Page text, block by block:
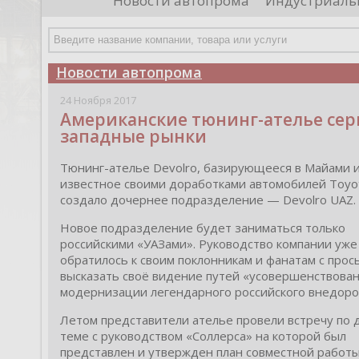
департамента продаж и контрактации
Новости автопрома
24 Ноября 2017
Американские тюнинг-ателье
западные рынки
Тюнинг-ателье Devolro, базирующееся в Майами
известное своими доработками автомобилей
создало дочернее подразделение — Devolro UAZ.
Новое подразделение будет заниматься только
российскими «УАЗами». Руководство компании уже
обратилось к своим поклонникам и фанатам с
высказать своё видение путей
модернизации легендарного российского
Летом представители ателье провели встречу по
теме с руководством «Соллерса» на которой был
представлен и утвержден план совместной